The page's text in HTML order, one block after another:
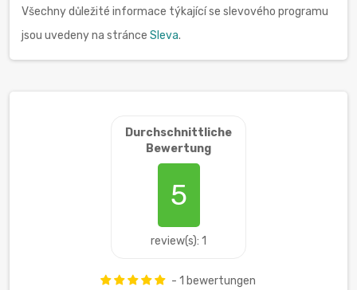
Všechny důležité informace týkající se slevového programu
jsou uvedeny na stránce Sleva.
Durchschnittliche
Bewertung
5
review(s): 1
- 1 bewertungen